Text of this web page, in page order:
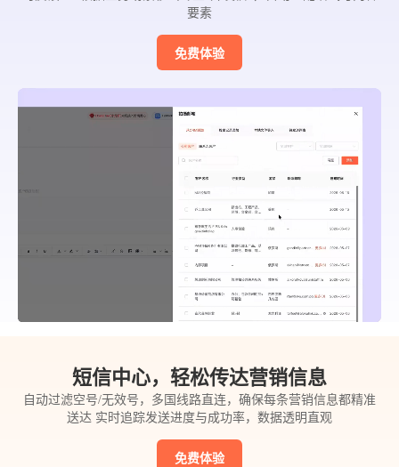
要素
免费体验
短信中心，轻松传达营销信息
自动过滤空号/无效号，多国线路直连，确保每条营销信息都精准
送达 实时追踪发送进度与成功率，数据透明直观
免费体验